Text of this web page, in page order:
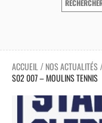
ACCUEIL / NOS ACTUALITÉS
S02 007 – MOULINS TENNIS